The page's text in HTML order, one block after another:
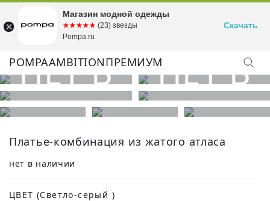
POMPAAMBITIONПРЕМИУМ
Платье-комбинация из жатого атласа
нет в наличии
ЦВЕТ (Светло-серый )
Магазин модной одежды
☆☆☆☆☆
★★★★★ (23) звезды
Pompa.ru
Скачать